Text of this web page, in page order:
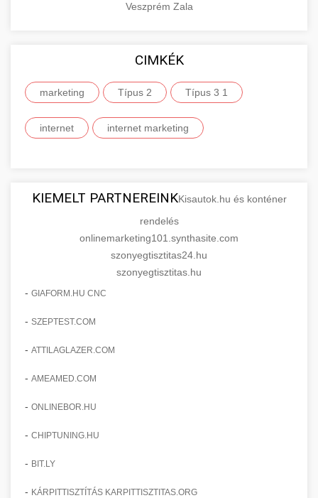
Veszprém Zala
CIMKÉK
marketing Típus 2 Típus 3 1
internet internet marketing
KIEMELT PARTNEREINKKisautok.hu és konténer
rendelés
onlinemarketing101.synthasite.com
szonyegtisztitas24.hu
szonyegtisztitas.hu
- GIAFORM.HU CNC
- SZEPTEST.COM
- ATTILAGLAZER.COM
- AMEAMED.COM
- ONLINEBOR.HU
- CHIPTUNING.HU
- BIT.LY
- KÁRPITTISZTÍTÁS KARPITTISZTITAS.ORG